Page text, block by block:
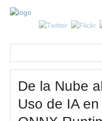
De la Nube
Uso de IA